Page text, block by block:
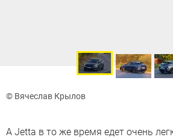
© Вячеслав Крылов
А Jetta в то же время едет очень